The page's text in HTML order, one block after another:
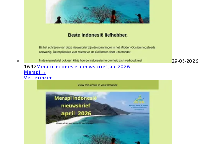
29-05-2026
16:42Merapi Indonesië nieuwsbrief juni 2026
Merapi →
Verre reizen